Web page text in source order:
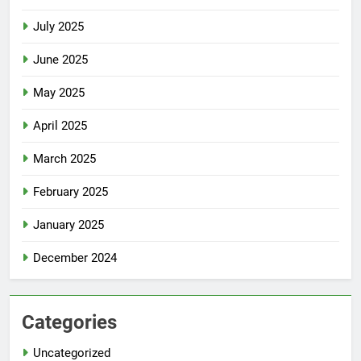
July 2025
June 2025
May 2025
April 2025
March 2025
February 2025
January 2025
December 2024
Categories
Uncategorized